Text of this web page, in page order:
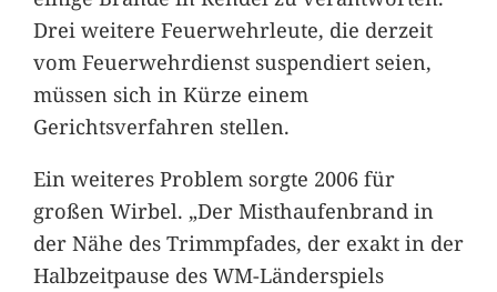
Drei weitere Feuerwehrleute, die derzeit
vom Feuerwehrdienst suspendiert seien,
müssen sich in Kürze einem
Gerichtsverfahren stellen.
Ein weiteres Problem sorgte 2006 für
großen Wirbel. „Der Misthaufenbrand in
der Nähe des Trimmpfades, der exakt in der
Halbzeitpause des WM-Länderspiels